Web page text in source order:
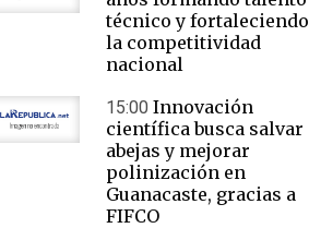
técnico y fortaleciendo
la competitividad
nacional
15:00 Innovación
científica busca salvar
abejas y mejorar
polinización en
Guanacaste, gracias a
FIFCO